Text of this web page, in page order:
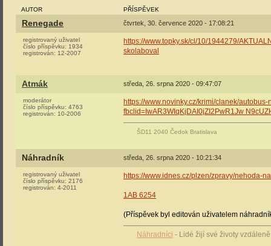
AUTOR PŘÍSPĚVEK
Renegade čtvrtek, 30. července 2020 - 17:08:21
registrovaný uživatel
číslo příspěvku: 1934
registrován: 12-2007
https://www.topky.sk/cl/10/1944279/
skolaboval
Atmák středa, 26. srpna 2020 - 09:47:07
moderátor
číslo příspěvku: 4763
registrován: 10-2006
https://www.novinky.cz/krimi/clanek/
fbclid=IwAR3WIqKjDAI0jZI2PwR1Jw
ŠD11 2040 Čedok Bratislava
Náhradník středa, 26. srpna 2020 - 10:21:34
registrovaný uživatel
číslo příspěvku: 2176
registrován: 4-2011
https://www.idnes.cz/plzen/zpravy/nehoda-
1AB 6254
(Příspěvek byl editován uživatelem
Náhradníci - Lidé žijí své životy